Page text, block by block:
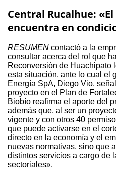
Central Rucalhue:
encuentra en
RESUMEN contactó a la
consultar acerca del rol que
Reconversión de Huachipato
esta situación, ante lo cual el
Energía SpA, Diego Vio,
proyecto en el Plan de
Biobío reafirma el aporte del
además que, al ser un
vigente y con otros 40
que puede activarse en el
directo en la economía y el
nuevas normativas, sino que
distintos servicios a cargo de
sectoriales».